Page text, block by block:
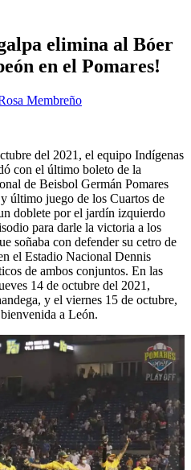
elimina al Bóer
en el Pomares!
Membreño
del 2021, el equipo Indígenas
con el último boleto de la
de Beisbol Germán Pomares
último juego de los Cuartos de
doblete por el jardín izquierdo
para darle la victoria a los
soñaba con defender su cetro de
el Estadio Nacional Dennis
de ambos conjuntos. En las
14 de octubre del 2021,
y el viernes 15 de octubre,
a León.